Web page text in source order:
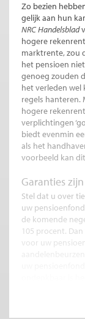
Zo bezien
gelijk aan hun
NRC Handelsblad
hogere
marktrente, zou
het pensioen
genoeg zouden
het verleden wel
regels hanteren.
hogere
verplichtingen
biedt evenmin
als het
voorbeeld kan
Garanties
Stel dat u over
uw
de komende
105 procent.
voor uw
pensioenfonds
90 procent